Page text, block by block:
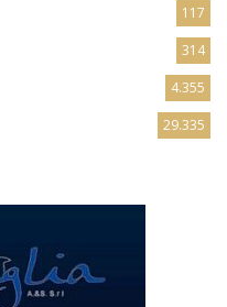
117
314
4.355
29.335